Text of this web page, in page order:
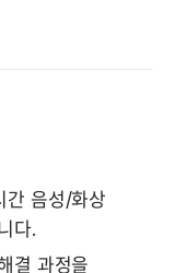
간 음성/화상
다.
결 과정을